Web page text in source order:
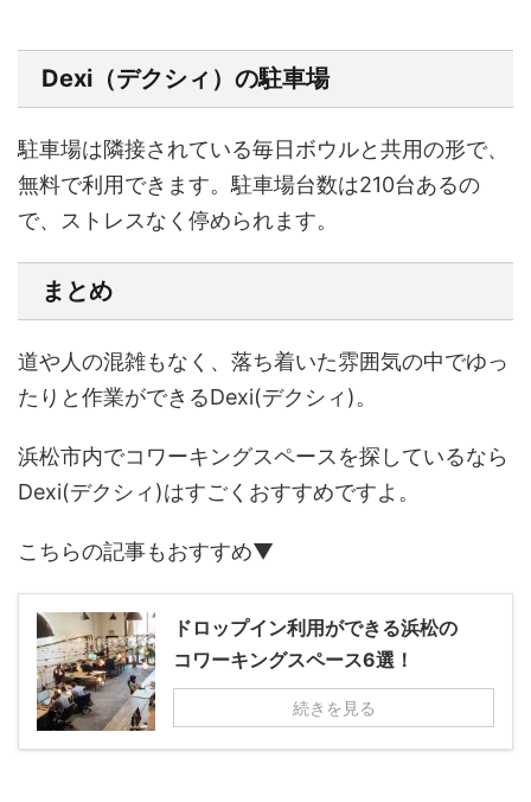
Dexi（デクシィ）の駐車場
駐車場は隣接されている毎日ボウルと共用の形で、
無料で利用できます。駐車場台数は210台あるの
で、ストレスなく停められます。
まとめ
道や人の混雑もなく、落ち着いた雰囲気の中でゆっ
たりと作業ができるDexi(デクシィ)。
浜松市内でコワーキングスペースを探しているなら
Dexi(デクシィ)はすごくおすすめですよ。
こちらの記事もおすすめ▼
ドロップイン利用ができる浜松の
コワーキングスペース6選！
続きを見る